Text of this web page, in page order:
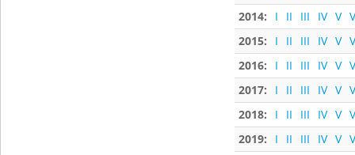
2014:
I II III IV V
2015:
I II III IV V
2016:
I II III IV V
2017:
I II III IV V
2018:
I II III IV V
2019:
I II III IV V